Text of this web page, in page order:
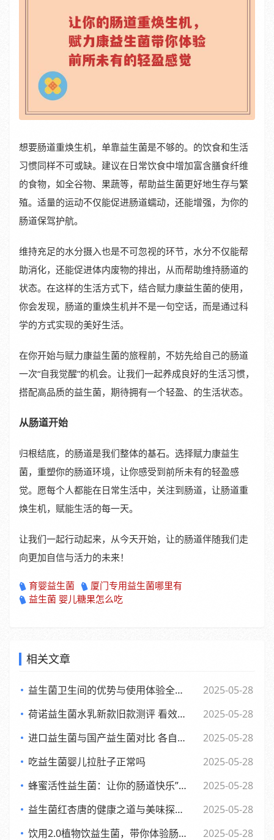
想要肠道重焕生机，单靠益生菌是不够的。的饮食和生活
习惯同样不可或缺。建议在日常饮食中增加富含膳食纤维
的食物，如全谷物、果蔬等，帮助益生菌更好地生存与繁
殖。适量的运动不仅能促进肠道蠕动，还能增强，为你的
肠道保驾护航。
维持充足的水分摄入也是不可忽视的环节，水分不仅能帮
助消化，还能促进体内废物的排出，从而帮助维持肠道的
状态。在这样的生活方式下，结合赋力康益生菌的使用，
你会发现，肠道的重焕生机并不是一句空话，而是通过科
学的方式实现的美好生活。
在你开始与赋力康益生菌的旅程前，不妨先给自己的肠道
一次“自我觉醒”的机会。让我们一起养成良好的生活习惯，
搭配高品质的益生菌，期待拥有一个轻盈、的生活状态。
从肠道开始
归根结底，的肠道是我们整体的基石。选择赋力康益生
菌，重塑你的肠道环境，让你感受到前所未有的轻盈感
觉。愿每个人都能在日常生活中，关注到肠道，让肠道重
焕生机，赋能生活的每一天。
让我们一起行动起来，从今天开始，让的肠道伴随我们走
向更加自信与活力的未来！
育婴益生菌
厦门专用益生菌哪里有
益生菌 婴儿糖果怎么吃
相关文章
益生菌卫生间的优势与使用体验全面解析
2025-05-28
荷诺益生菌水乳新款旧款测评 看效果差异与使用感受
2025-05-28
进口益生菌与国产益生菌对比 各自优势及消费者该如何选择
2025-05-28
吃益生菌婴儿拉肚子正常吗
2025-05-28
蜂蜜活性益生菌：让你的肠道快乐”起来，享受生活每一天
2025-05-28
益生菌红杏唐的健康之道与美味探索之旅
2025-05-28
饮用2.0植物饮益生菌，带你体验肠道的全新活力风暴
2025-05-28